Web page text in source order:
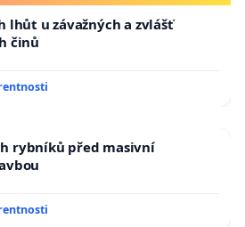
lhůt u závažných a zvlášť
činů
rybníků před masivní